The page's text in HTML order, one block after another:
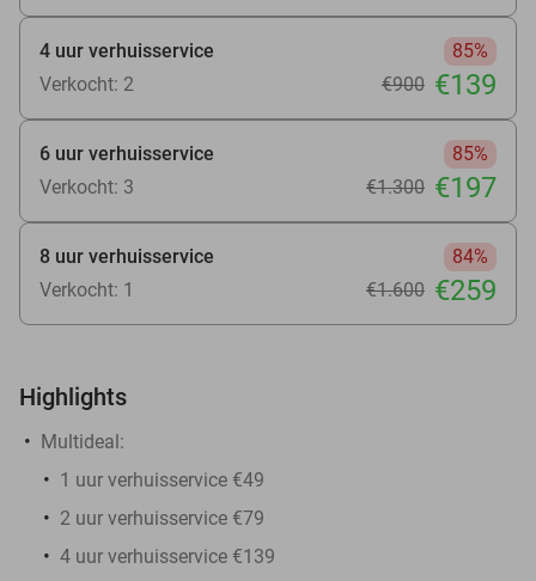
4 uur verhuisservice
85%
Verkocht: 2
€900 €139
6 uur verhuisservice
85%
Verkocht: 3
€1.300 €197
8 uur verhuisservice
84%
Verkocht: 1
€1.600 €259
Highlights
Multideal:
1 uur verhuisservice €49
2 uur verhuisservice €79
4 uur verhuisservice €139